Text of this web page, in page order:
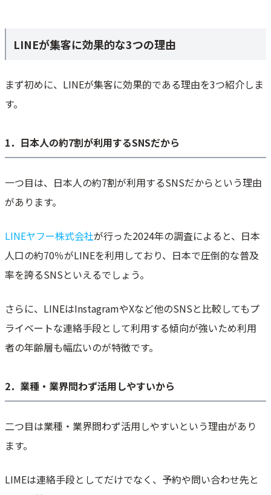
2．顧客のエンゲージメント向上のためにステップ配信を活用する
LINE公式アカウント運用時の3つの注意点と改善策
3．定期的な効果分析を行う
まとめ
LINEが集客に効果的な3つの理由
まず初めに、LINEが集客に効果的である理由を3つ紹介しま
す。
1．日本人の約7割が利用するSNSだから
一つ目は、日本人の約7割が利用するSNSだからという理由
があります。
LINEヤフー株式会社が行った2024年の調査によると、日本
人口の約70％がLINEを利用しており、日本で圧倒的な普及
率を誇るSNSといえるでしょう。
さらに、LINEはInstagramやXなど他のSNSと比較してもプ
ライベートな連絡手段として利用する傾向が強いため利用
者の年齢層も幅広いのが特徴です。
2．業種・業界問わず活用しやすいから
二つ目は業種・業界問わず活用しやすいという理由があり
ます。
LIMEは連絡手段としてだけでなく、予約や問い合わせ先と